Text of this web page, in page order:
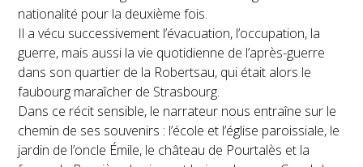
nationalité pour la deuxième fois.
Il a vécu successivement l’évacuation, l’occupation, la
guerre, mais aussi la vie quotidienne de l’après-guerre
dans son quartier de la Robertsau, qui était alors le
faubourg maraîcher de Strasbourg.
Dans ce récit sensible, le narrateur nous entraîne sur le
chemin de ses souvenirs : l’école et l’église paroissiale, le
jardin de l’oncle Émile, le château de Pourtalès et la